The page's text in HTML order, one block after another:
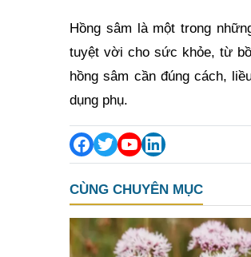
Hồng sâm là một trong
tuyệt vời cho sức khỏe, từ
hồng sâm cần đúng cách,
dụng phụ.
CÙNG CHUYÊN MỤC